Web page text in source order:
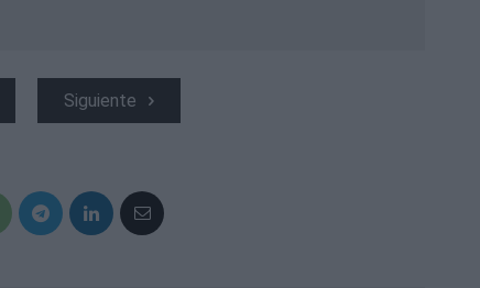
Siguiente